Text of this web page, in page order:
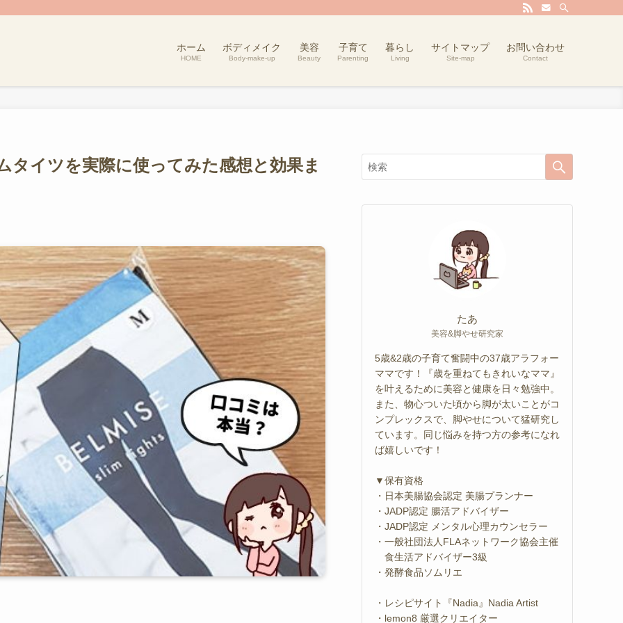
ホーム
HOME
ボディメイク
Body-make-up
美容
Beauty
子育て
Parenting
暮らし
Living
サイトマップ
Site-map
お問い合わせ
Contact
タイツを実際に使ってみた感想と効果ま
たあ
美容&脚やせ研究家
5歳&2歳の子育て奮闘中の37歳アラフォー
ママです！『歳を重ねてもきれいなママ』
を叶えるために美容と健康を日々勉強中。
また、物心ついた頃から脚が太いことがコ
ンプレックスで、脚やせについて猛研究し
ています。同じ悩みを持つ方の参考になれ
ば嬉しいです！
▼保有資格
・日本美腸協会認定 美腸プランナー
・JADP認定 腸活アドバイザー
・JADP認定 メンタル心理カウンセラー
・一般社団法人FLAネットワーク協会主催
食生活アドバイザー3級
・発酵食品ソムリエ
・レシピサイト『Nadia』Nadia Artist
・lemon8 厳選クリエイター